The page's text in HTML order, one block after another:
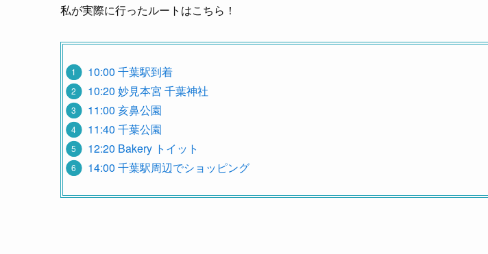
私が実際に行ったルートはこちら！
10:00 千葉駅到着
10:20 妙見本宮 千葉神社
11:00 亥鼻公園
11:40 千葉公園
12:20 Bakery トイット
14:00 千葉駅周辺でショッピング